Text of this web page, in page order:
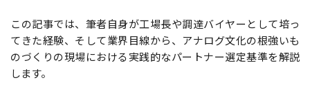
この記事では、筆者自身が工場長や調達バイヤーとして培っ
てきた経験、そして業界目線から、アナログ文化の根強いも
のづくりの現場における実践的なパートナー選定基準を解説
します。